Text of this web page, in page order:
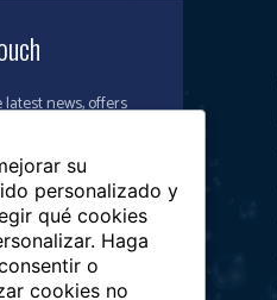
news, offers
su
personalizado y
qué cookies
Haga
o
cookies no